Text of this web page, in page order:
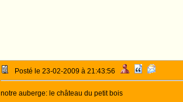
Posté le 23-02-2009 à 21:43:56
notre auberge: le château du petit bois